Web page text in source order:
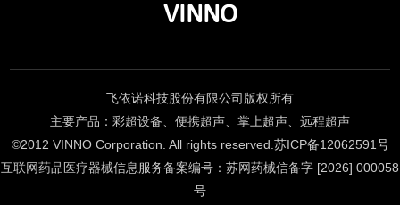
VINNO
飞依诺科技股份有限公司版权所有
主要产品：彩超设备、便携超声、掌上超声、远程超声
©2012 VINNO Corporation. All rights reserved.苏ICP备12062591号
互联网药品医疗器械信息服务备案编号：苏网药械信备字 [2026] 000058
号